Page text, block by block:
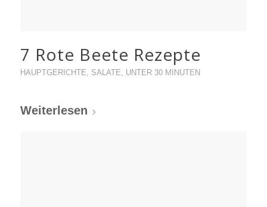
7 Rote Beete Rezepte
HAUPTGERICHTE SALATE UNTER 30 MINUTEN
Weiterlesen